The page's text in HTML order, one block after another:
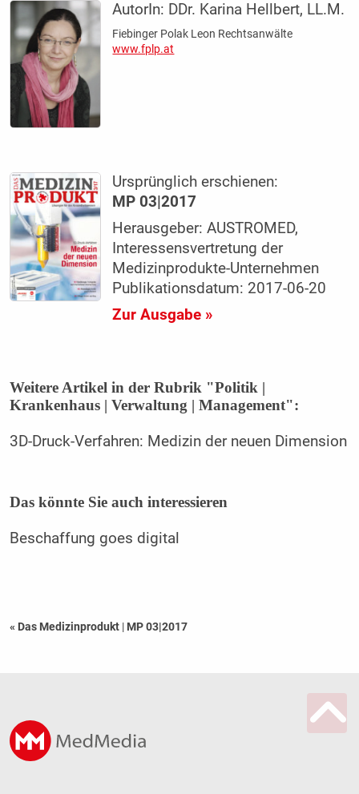
AutorIn: DDr. Karina Hellbert, LL.M.
Fiebinger Polak Leon Rechtsanwälte
www.fplp.at
Ursprünglich erschienen:
MP 03|2017
Herausgeber: AUSTROMED,
Interessensvertretung der
Medizinprodukte-Unternehmen
Publikationsdatum: 2017-06-20
Zur Ausgabe »
Weitere Artikel in der Rubrik "Politik |
Krankenhaus | Verwaltung | Management":
3D-Druck-Verfahren: Medizin der neuen Dimension
Das könnte Sie auch interessieren
Beschaffung goes digital
« Das Medizinprodukt | MP 03|2017